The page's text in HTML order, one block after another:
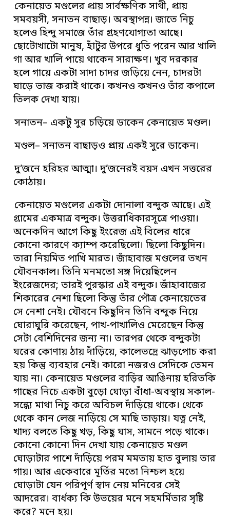
কেনায়েত মণ্ডলের প্রায় সার্বক্ষণিক সাথী, প্রায়
সমবয়সী, সনাতন বাছাড়। অবস্থাপন্ন। জাতে নিচু
হলেও হিন্দু সমাজে তাঁর গ্রহণযোগ্যতা আছে।
ছোটোখাটো মানুষ, হাঁটুর উপরে ধুতি পরেন আর খালি
গা আর খালি পায়ে থাকেন সারাক্ষণ। খুব দরকার
হলে গায়ে একটা সাদা চাদর জড়িয়ে নেন, চাদরটা
ঘাড়ে ভাজ করাই থাকে। কখনও কখনও তাঁর কপালে
তিলক দেখা যায়।
সনাতন– একটু সুর চড়িয়ে ডাকেন কেনায়েত মণ্ডল।
মণ্ডল– সনাতন বাছাড়ও প্রায় একই সুরে ডাকেন।
দু’জনে হরিহর আত্মা। দু’জনেরই বয়স এখন সত্তরের
কোঠায়।
কেনায়েত মণ্ডলের একটা দোনালা বন্দুক আছে। এই
গ্রামের একমাত্র বন্দুক। উত্তরাধিকারসূত্রে পাওয়া।
অনেকদিন আগে কিছু ইংরেজ এই বিলের ধারে
কোনো কারণে ক্যাম্প করেছিলো। ছিলো কিছুদিন।
তারা নিয়মিত পাখি মারত। জাঁহাবাজ মণ্ডলের তখন
যৌবনকাল। তিনি মনমতো সঙ্গ দিয়েছিলেন
ইংরেজদের; তারই পুরস্কার এই বন্দুক। জাঁহাবাজের
শিকারের নেশা ছিলো কিন্তু তাঁর পৌত্র কেনায়েতের
সে নেশা নেই। যৌবনে কিছুদিন তিনি বন্দুক নিয়ে
ঘোরাঘুরি করেছেন, পাখ-পাখালিও মেরেছেন কিন্তু
সেটা বেশিদিনের জন্য না। তারপর থেকে বন্দুকটা
ঘরের কোণায় ঠায় দাঁড়িয়ে, কালেভদ্রে ঝাড়পোচ করা
হয় কিন্তু ব্যবহার নেই। কারো নজরও সেদিকে তেমন
যায় না। কেনায়েত মণ্ডলের বাড়ির আঙিনায় হরিতকি
গাছের নিচে একটা বুড়ো ঘোড়া বাঁধা-অবস্থায় সকাল-
সন্ধ্যে মাথা নিচু করে অবিচল দাঁড়িয়ে থাকে। থেকে
থেকে কান লেজ নাড়িয়ে সে মাছি তাড়ায়। যত্ন নেই,
খাদ্য বলতে কিছু খড়, কিছু ঘাস, সামনে পড়ে থাকে।
কোনো কোনো দিন দেখা যায় কেনায়েত মণ্ডল
ঘোড়াটার পাশে দাঁড়িয়ে পরম মমতায় হাত বুলায় তার
গায়। আর একেবারে মূর্তির মতো নিশ্চল হয়ে
ঘোড়াটা যেন পরিপূর্ণ স্বাদ নেয় মনিবের সেই
আদরের। বার্ধক্য কি উভয়ের মনে সহমর্মিতার সৃষ্টি
করে? মনে হয়।